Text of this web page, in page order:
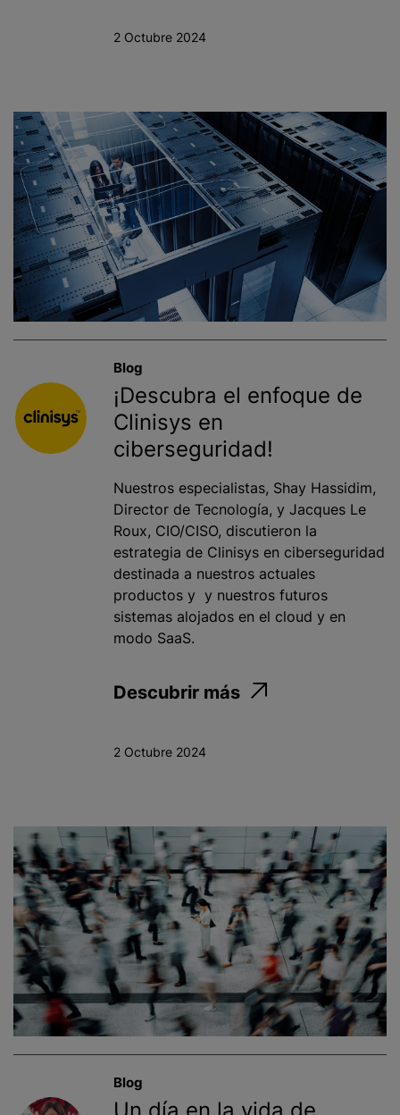
2 Octubre 2024
Blog
¡Descubra el enfoque de
Clinisys en
ciberseguridad!
Nuestros especialistas, Shay Hassidim,
Director de Tecnología, y Jacques Le
Roux, CIO/CISO, discutieron la
estrategia de Clinisys en ciberseguridad
destinada a nuestros actuales
productos y y nuestros futuros
sistemas alojados en el cloud y en
modo SaaS.
Descubrir más
2 Octubre 2024
Blog